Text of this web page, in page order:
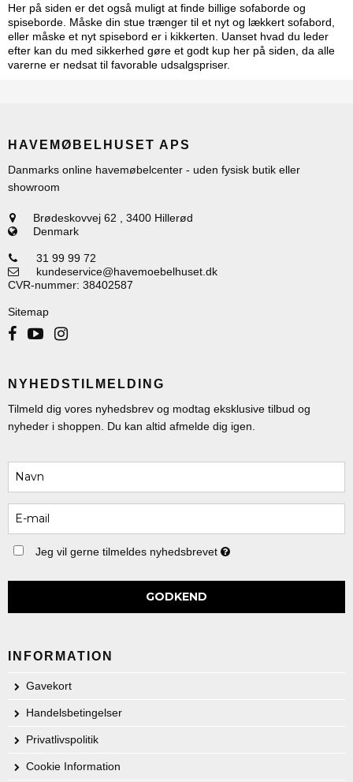
Her på siden er det også muligt at finde billige sofaborde og
spiseborde. Måske din stue trænger til et nyt og lækkert sofabord,
eller måske et nyt spisebord er i kikkerten. Uanset hvad du leder
efter kan du med sikkerhed gøre et godt kup her på siden, da alle
varerne er nedsat til favorable udsalgspriser.
HAVEMØBELHUSET APS
Danmarks online havemøbelcenter - uden fysisk butik eller
showroom
Brødeskovvej 62
3400 Hillerød
Denmark
31 99 99 72
kundeservice@havemoebelhuset.dk
CVR-nummer: 38402587
Sitemap
NYHEDSTILMELDING
Tilmeld dig vores nyhedsbrev og modtag eksklusive tilbud og
nyheder i shoppen. Du kan altid afmelde dig igen.
Jeg vil gerne tilmeldes nyhedsbrevet
GODKEND
INFORMATION
Gavekort
Handelsbetingelser
Privatlivspolitik
Cookie Information